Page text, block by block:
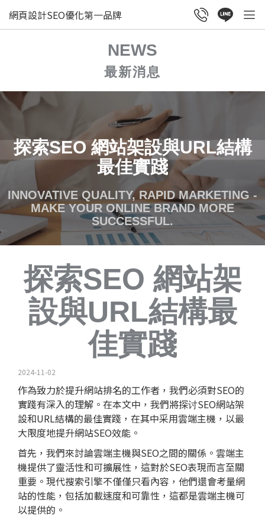
網頁設計SEO優化第一品牌
NEWS
最新消息
探索SEO 網站架設與URL結構
最佳實踐
INNOVATIVE QUALITY, RAPID MARKETING -
MAKE YOUR ONLINE BRAND MORE
SUCCESSFUL.
探索SEO 網站架
設與URL結構最
佳實踐
2024-11-02
作為致力於提升網站排名的工作者，我們必須對SEO的
實踐有深入的理解。在本文中，我們將探讨SEO網站架
設和URL結構的最佳實踐，在其中采用雲端主機，以最
大限度地提升網站SEO效能。
首先，我們來討論雲端主機與SEO之間的關係。雲端主
機提供了靈活性和可擴展性，這對於SEO表現而言至關
重要。現代搜索引擎不僅僅只看內容，他們還會考量網
站的性能，包括加載速度和可靠性，這都是雲端主機可
以提供的。